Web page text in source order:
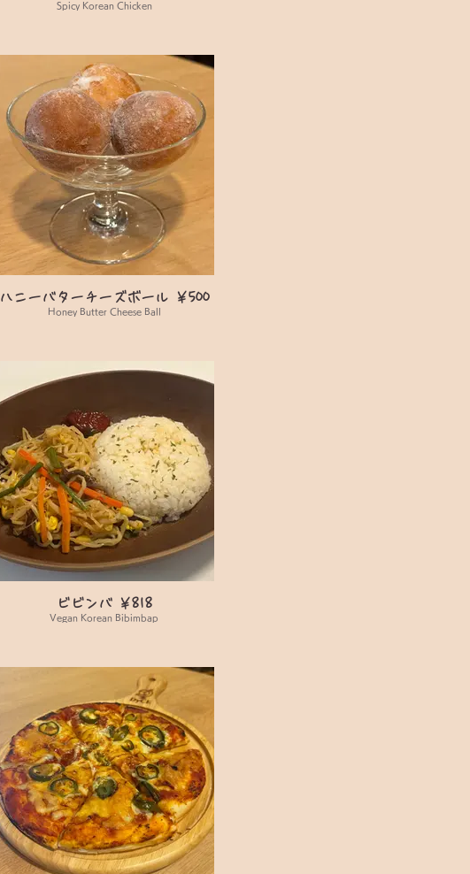
Spicy Korean Chicken
ハニーバターチーズボール ￥500
Honey Butter Cheese Ball
ビビンバ ￥818
Vegan Korean Bibimbap